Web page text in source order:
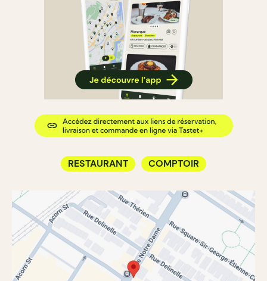
RESTAURANT COMPTOIR